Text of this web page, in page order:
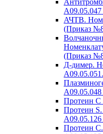
АЧТВ.
(Приказ
(Приказ
Д-димер.
Протеин C
Протеин
Протеин